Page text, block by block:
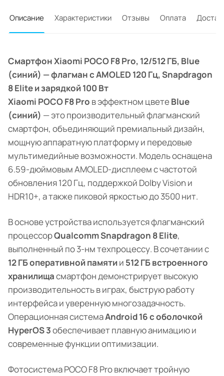
Описание Характеристики Отзывы Оплата
Смартфон Xiaomi POCO F8 Pro, 12/512 ГБ, Blue
(синий) — флагман с AMOLED 120 Гц, Snapdragon
8 Elite и зарядкой 100 Вт
Xiaomi POCO F8 Pro в эффектном цветеBlue
(синий) — это производительный флагманский
смартфон, объединяющий премиальный дизайн,
мощную аппаратную платформу и передовые
мультимедийные возможности. Модель оснащена
6.59-дюймовым AMOLED-дисплеем с частотой
обновления 120 Гц, поддержкой Dolby Vision и
HDR10+, а также пиковой яркостью до 3500 нит.
В основе устройства используется флагманский
процессорQualcomm Snapdragon 8 Elite,
выполненный по 3-нм техпроцессу. В сочетании с
12 ГБ оперативной памятии 512 ГБ встроенного
хранилищасмартфон демонстрирует высокую
производительность в играх, быструю работу
интерфейса и уверенную многозадачность.
Операционная системаAndroid 16 с оболочкой
HyperOS 3обеспечивает плавную анимацию и
современные функции оптимизации.
Фотосистема POCO F8 Pro включает тройную